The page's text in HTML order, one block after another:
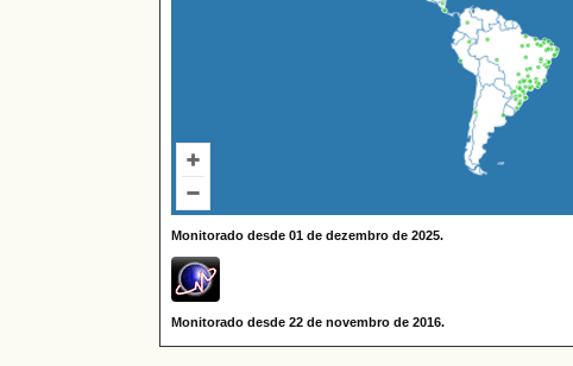
Monitorado desde 01 de dezembro de 2025.
Monitorado desde 22 de novembro de 2016.